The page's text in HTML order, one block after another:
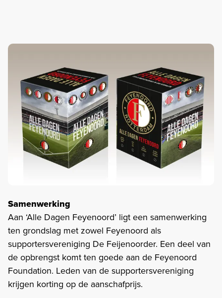
Samenwerking
Aan ‘Alle Dagen Feyenoord’ ligt een samenwerking
ten grondslag met zowel Feyenoord als
supportersvereniging De Feijenoorder. Een deel van
de opbrengst komt ten goede aan de Feyenoord
Foundation. Leden van de supportersvereniging
krijgen korting op de aanschafprijs.